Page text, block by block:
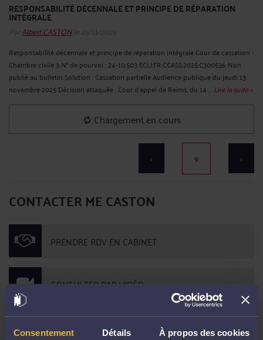
Consentement Détails À propos des cookies
RESPONSABILITÉ DÉCENNALE ET PRINCIPE DE RÉPARATION
INTÉGRALE
ParAlbert CASTONle 25/11/2025
Responsabilité décennale et principe de réparation intégrale Cour de cassation -
Chambre civile 3 N° de pourvoi : 24-10.503 ECLI:FR:CCASS:2025:C300536 Non
publié au bulletin Solution : Cassation partielle Audience publique du jeudi 13
novembre 2025 Décision attaquée : Cour d'appel de Reims, du 14 ... Lire la suite >
Chargement en cours
< 9 >
CONTACTER ME CASTON
PRENDRE RDV EN CABINET
CONSULTER PAR VIDÉO
CONSULTER PAR TÉLÉPHONE